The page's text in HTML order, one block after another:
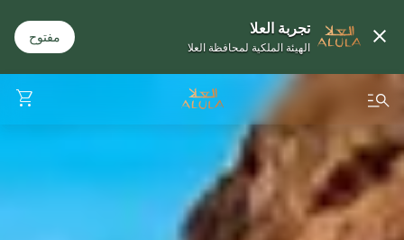
تجربة العلا
الهيئة الملكية لمحافظة العلا
مفتوح